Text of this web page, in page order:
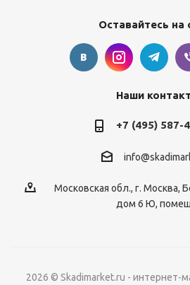
Оставайтесь на
Наши
+7 (495) 587-
Московская обл., г. Москва,
дом 6 Ю,
2026 © Skadimarket.ru - интернет-